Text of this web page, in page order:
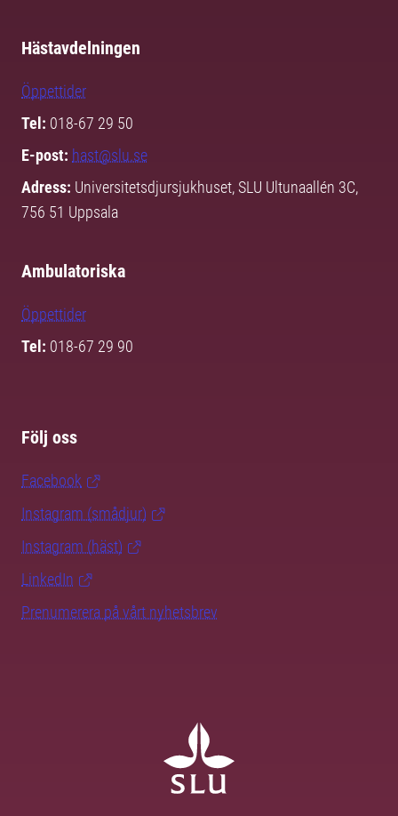
Hästavdelningen
Öppettider
Tel: 018-67 29 50
E-post: hast@slu.se
Adress: Universitetsdjursjukhuset, SLU Ultunaallén 3C,
756 51 Uppsala
Ambulatoriska
Öppettider
Tel: 018-67 29 90
Följ oss
Facebook
Instagram (smådjur)
Instagram (häst)
LinkedIn
Prenumerera på vårt nyhetsbrev